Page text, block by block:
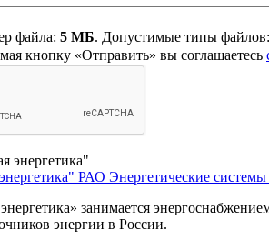
файла: 5 МБ. Допустимые типы файлов:
кнопку «Отправить» вы соглашаетесь
РАО Энергетические системы
занимается
энергии в России.